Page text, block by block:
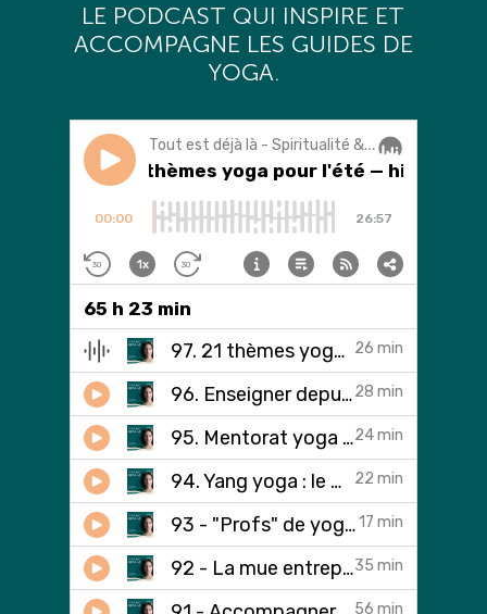
LE PODCAST QUI INSPIRE ET
ACCOMPAGNE LES GUIDES DE
YOGA.